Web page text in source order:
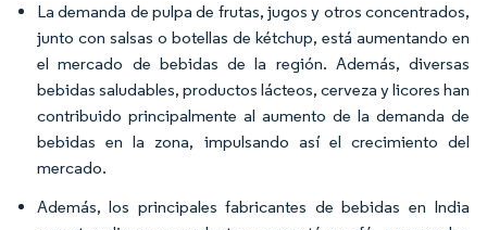
La demanda de pulpa de frutas, jugos y otros concentrados,
junto con salsas o botellas de kétchup, está aumentando en
el mercado de bebidas de la región. Además, diversas
bebidas saludables, productos lácteos, cerveza y licores han
contribuido principalmente al aumento de la demanda de
bebidas en la zona, impulsando así el crecimiento del
mercado.
Además, los principales fabricantes de bebidas en India